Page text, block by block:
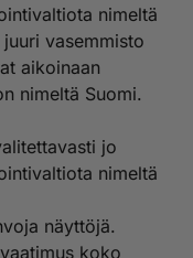
nimeltä
vasemmisto
aikoinaan
nimeltä Suomi.
jo
nimeltä
näyttöjä.
koko